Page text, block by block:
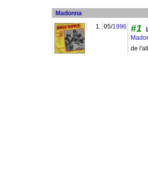
Madonna
1. 05/1996 #1
de